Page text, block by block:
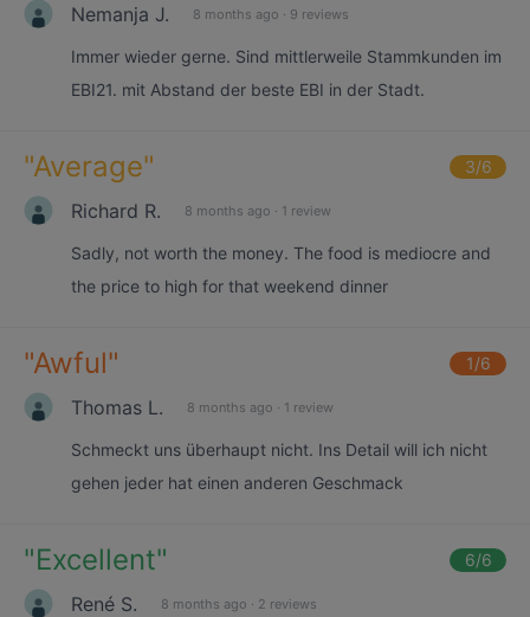
Nemanja J. 8 months ago · 9 reviews
Immer wieder gerne. Sind mittlerweile Stammkunden im
EBI21. mit Abstand der beste EBI in der Stadt.
"Average" 3/6
Richard R. 8 months ago · 1 review
Sadly, not worth the money. The food is mediocre and
the price to high for that weekend dinner
"Awful" 1/6
Thomas L. 8 months ago · 1 review
Schmeckt uns überhaupt nicht. Ins Detail will ich nicht
gehen jeder hat einen anderen Geschmack
"Excellent" 6/6
René S. 8 months ago · 2 reviews